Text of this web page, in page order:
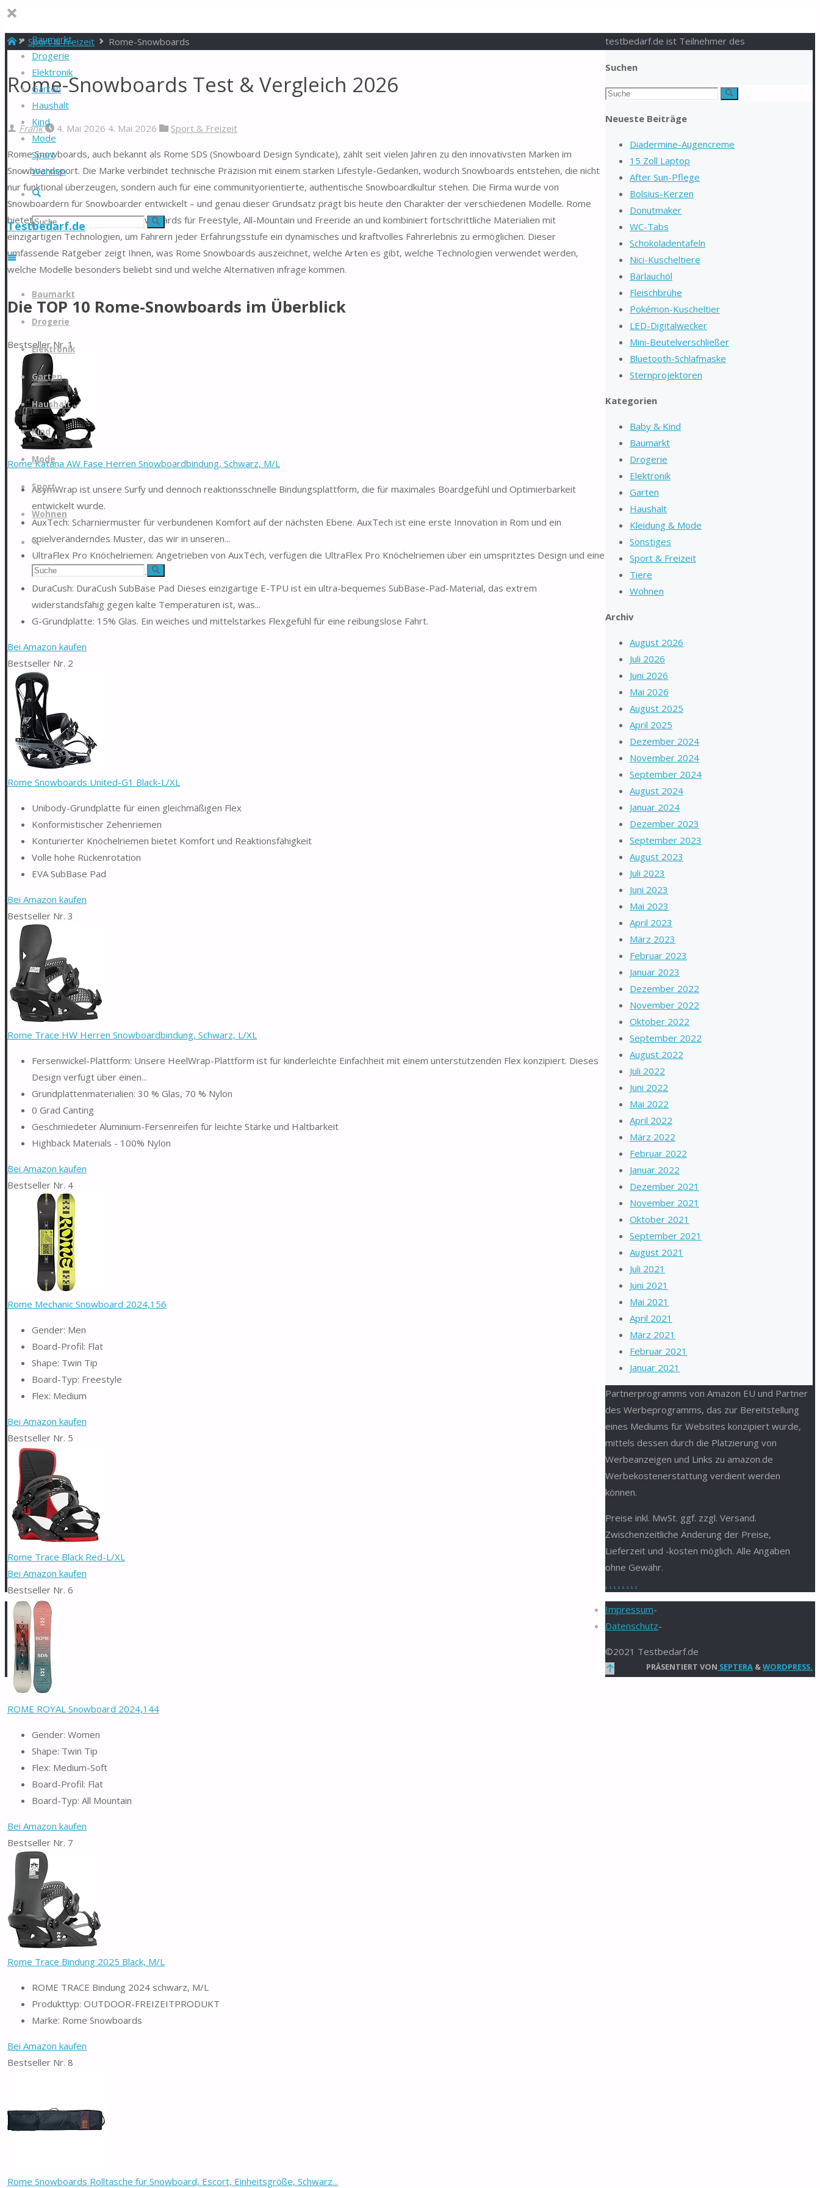
Baumarkt
Drogerie
Elektronik
Garten
Haushalt
Kind
Mode
Sport
Wohnen
Suche
Suchen Suche
Testbedarf.de
Inhalt
springen
Baumarkt
Drogerie
Elektronik
Garten
Haushalt
Kind
Mode
Sport
Wohnen
Suche
Suchen Suche
StartSport & Freizeit Rome-Snowboards
Rome-Snowboards Test & Vergleich 2026
Frank 4. Mai 2026 4. Mai 2026 Sport & Freizeit
Rome Snowboards, auch bekannt als Rome SDS (Snowboard Design Syndicate), zählt seit vielen Jahren zu den innovativsten Marken im
Snowboardsport. Die Marke verbindet technische Präzision mit einem starken Lifestyle-Gedanken, wodurch Snowboards entstehen, die nicht
nur funktional überzeugen, sondern auch für eine communityorientierte, authentische Snowboardkultur stehen. Die Firma wurde von
Snowboardern für Snowboarder entwickelt – und genau dieser Grundsatz prägt bis heute den Charakter der verschiedenen Modelle. Rome
bietet eine breite Palette an Snowboards für Freestyle, All-Mountain und Freeride an und kombiniert fortschrittliche Materialien mit
einzigartigen Technologien, um Fahrern jeder Erfahrungsstufe ein dynamisches und kraftvolles Fahrerlebnis zu ermöglichen. Dieser
umfassende Ratgeber zeigt Ihnen, was Rome Snowboards auszeichnet, welche Arten es gibt, welche Technologien verwendet werden,
welche Modelle besonders beliebt sind und welche Alternativen infrage kommen.
Die TOP 10 Rome-Snowboards im Überblick
Bestseller Nr. 1
Rome Katana AW Fase Herren Snowboardbindung, Schwarz, M/L
AsymWrap ist unsere Surfy und dennoch reaktionsschnelle Bindungsplattform, die für maximales Boardgefühl und Optimierbarkeit
entwickelt wurde.
AuxTech: Scharniermuster für verbundenen Komfort auf der nächsten Ebene. AuxTech ist eine erste Innovation in Rom und ein
spielveränderndes Muster, das wir in unseren...
UltraFlex Pro Knöchelriemen: Angetrieben von AuxTech, verfügen die UltraFlex Pro Knöchelriemen über ein umspritztes Design und eine
offene 3D-Kante für unser...
DuraCush: DuraCush SubBase Pad Dieses einzigartige E-TPU ist ein ultra-bequemes SubBase-Pad-Material, das extrem
widerstandsfähig gegen kalte Temperaturen ist, was...
G-Grundplatte: 15% Glas. Ein weiches und mittelstarkes Flexgefühl für eine reibungslose Fahrt.
Bei Amazon kaufen
Bestseller Nr. 2
Rome Snowboards United-G1 Black-L/XL
Unibody-Grundplatte für einen gleichmäßigen Flex
Konformistischer Zehenriemen
Konturierter Knöchelriemen bietet Komfort und Reaktionsfähigkeit
Volle hohe Rückenrotation
EVA SubBase Pad
Bei Amazon kaufen
Bestseller Nr. 3
Rome Trace HW Herren Snowboardbindung, Schwarz, L/XL
Fersenwickel-Plattform: Unsere HeelWrap-Plattform ist für kinderleichte Einfachheit mit einem unterstützenden Flex konzipiert. Dieses
Design verfügt über einen...
Grundplattenmaterialien: 30 % Glas, 70 % Nylon
0 Grad Canting
Geschmiedeter Aluminium-Fersenreifen für leichte Stärke und Haltbarkeit
Highback Materials - 100% Nylon
Bei Amazon kaufen
Bestseller Nr. 4
Rome Mechanic Snowboard 2024,156
Gender: Men
Board-Profil: Flat
Shape: Twin Tip
Board-Typ: Freestyle
Flex: Medium
Bei Amazon kaufen
Bestseller Nr. 5
Rome Trace Black Red-L/XL
Bei Amazon kaufen
Bestseller Nr. 6
ROME ROYAL Snowboard 2024,144
Gender: Women
Shape: Twin Tip
Flex: Medium-Soft
Board-Profil: Flat
Board-Typ: All Mountain
Bei Amazon kaufen
Bestseller Nr. 7
Rome Trace Bindung 2025 Black, M/L
ROME TRACE Bindung 2024 schwarz, M/L
Produkttyp: OUTDOOR-FREIZEITPRODUKT
Marke: Rome Snowboards
Bei Amazon kaufen
Bestseller Nr. 8
Rome Snowboards Rolltasche für Snowboard, Escort, Einheitsgröße, Schwarz...
Suchen
Suchen
Suche
Neueste Beiträge
Diadermine-Augencreme
15 Zoll Laptop
After Sun-Pflege
Bolsius-Kerzen
Donutmaker
WC-Tabs
Schokoladentafeln
Nici-Kuscheltiere
Bärlauchöl
Fleischbrühe
Pokémon-Kuscheltier
LED-Digitalwecker
Mini-Beutelverschließer
Bluetooth-Schlafmaske
Sternprojektoren
Kategorien
Baby & Kind
Baumarkt
Drogerie
Elektronik
Garten
Haushalt
Kleidung & Mode
Sonstiges
Sport & Freizeit
Tiere
Wohnen
Archiv
August 2026
Juli 2026
Juni 2026
Mai 2026
August 2025
April 2025
Dezember 2024
November 2024
September 2024
August 2024
Januar 2024
Dezember 2023
September 2023
August 2023
Juli 2023
Juni 2023
Mai 2023
April 2023
März 2023
Februar 2023
Januar 2023
Dezember 2022
November 2022
Oktober 2022
September 2022
August 2022
Juli 2022
Juni 2022
Mai 2022
April 2022
März 2022
Februar 2022
Januar 2022
Dezember 2021
November 2021
Oktober 2021
September 2021
August 2021
Juli 2021
Juni 2021
Mai 2021
April 2021
März 2021
Februar 2021
Januar 2021
testbedarf.de ist Teilnehmer des
Partnerprogramms von Amazon EU und Partner
des Werbeprogramms, das zur Bereitstellung
eines Mediums für Websites konzipiert wurde,
mittels dessen durch die Platzierung von
Werbeanzeigen und Links zu amazon.de
Werbekostenerstattung verdient werden
können.
Preise inkl. MwSt. ggf. zzgl. Versand.
Zwischenzeitliche Änderung der Preise,
Lieferzeit und -kosten möglich. Alle Angaben
ohne Gewähr.
. . . . . . . .
Impressum-
Datenschutz-
©2021 Testbedarf.de
PRÄSENTIERT VON SEPTERA &WORDPRESS.
Zurück